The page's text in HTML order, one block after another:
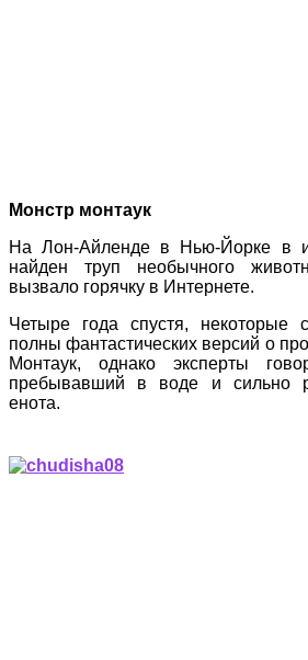
Монстр монтаук
На Лон-Айленде в Нью-Йорке в
найден труп необычного
вызвало горячку в Интернете.
Четыре года спустя, некоторые
полны фантастических версий о
Монтаук, однако эксперты
пребывавший в воде и сильно
енота.